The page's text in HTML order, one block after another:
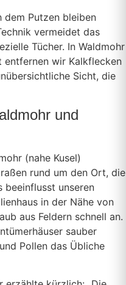
dem Putzen bleiben
vermeidet das
Tücher. In Waldmohr
entfernen wir Kalkflecken
Sicht, die
und
(nahe Kusel)
rund um den Ort, die
beeinflusst unseren
in der Nähe von
aus Feldern schnell an.
sauber
Pollen das Übliche